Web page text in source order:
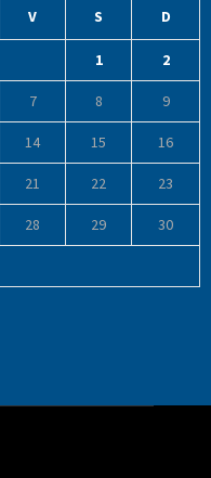
V S D
1 2
7 8 9
14 15 16
21 22 23
28 29 30